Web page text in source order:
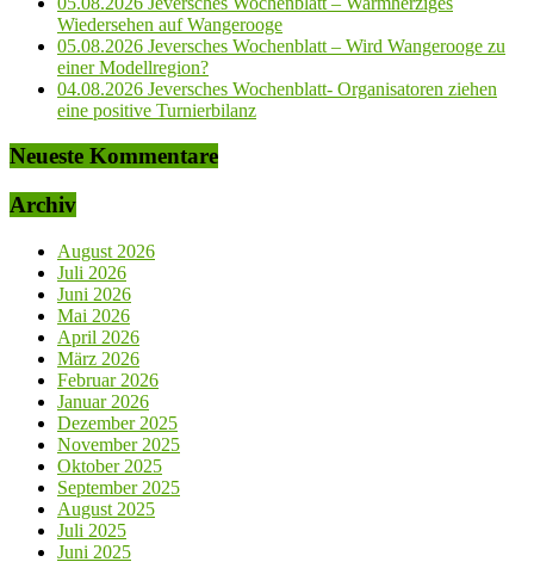
Wiedersehen auf Wangerooge
05.08.2026 Jeversches Wochenblatt – Wird Wangerooge zu
einer Modellregion?
04.08.2026 Jeversches Wochenblatt- Organisatoren ziehen
eine positive Turnierbilanz
Neueste Kommentare
Archiv
August 2026
Juli 2026
Juni 2026
Mai 2026
April 2026
März 2026
Februar 2026
Januar 2026
Dezember 2025
November 2025
Oktober 2025
September 2025
August 2025
Juli 2025
Juni 2025